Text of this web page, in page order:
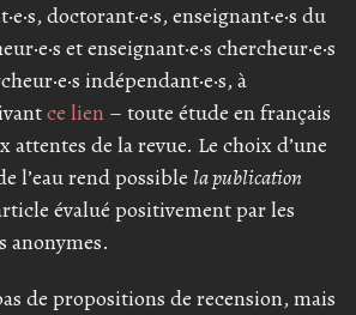
doctorant·e·s, enseignant·e·s du
et enseignant·e·s chercheur·e·s
indépendant·e·s, à
ce lien – toute étude en français
attentes de la revue. Le choix d’une
l’eau rend possible la publication
évalué positivement par les
anonymes.
de propositions de recension, mais